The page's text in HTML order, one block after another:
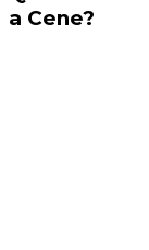
a Cene?